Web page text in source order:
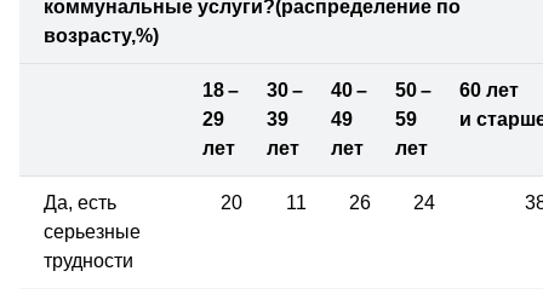
коммунальные услуги?(распределение по
возрасту,%)
18 –
29
лет
30 –
39
лет
40 –
49
лет
50 –
59
лет
60 лет
и
Да, есть
серьезные
трудности
20 11 26 24